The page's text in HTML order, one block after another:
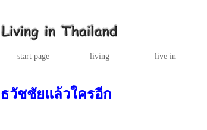
start page living live in
ธวัชชัยแล้วใครอีก